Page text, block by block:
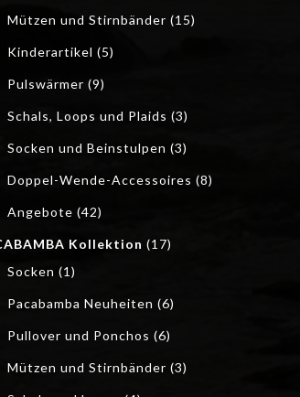
Mützen und Stirnbänder (15)
Kinderartikel (5)
Pulswärmer (9)
Schals, Loops und Plaids (3)
Socken und Beinstulpen (3)
Doppel-Wende-Accessoires (8)
Angebote (42)
Kollektion (17)
Socken (1)
Pacabamba Neuheiten (6)
Pullover und Ponchos (6)
Mützen und Stirnbänder (3)